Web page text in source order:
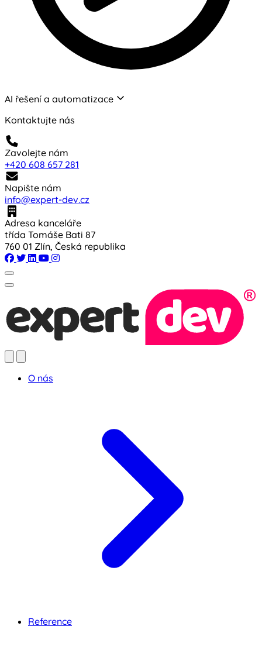
AI řešení a automatizace
Kontaktujte nás
Zavolejte nám
+420 608 657 281
Napište nám
info@expert-dev.cz
Adresa kanceláře
třída Tomáše Bati 87
760 01 Zlín, Česká republika
O nás
Reference